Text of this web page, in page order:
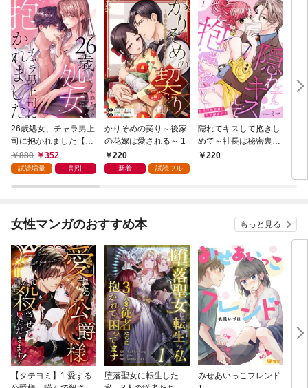
26歳処女、チャラ男上
司に抱かれました【電
子単行本版おまけ付
き】 1
880 352
試読増量 割引
かりそめの契り～後家
の花嫁は愛される～ 1
220
新着 試読フル
隠れてキスして抱きし
めて～社長は秘密裏に
私を溺愛する～ 1
220
極
付
女性マンガのおすすめ本 もっと見る
【タテヨミ】1.愛する
堕落聖女に転生した
みせあいっこフレンド